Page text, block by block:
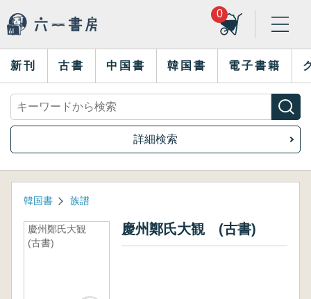
0
新刊 古書 中国書 韓国書 電子書籍
詳細検索
韓国書 族譜
慶州鄭氏大観
(古書)
慶州鄭氏大観 (古書)